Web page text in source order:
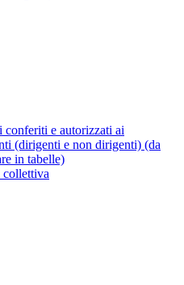
conferiti e autorizzati ai
(dirigenti e non dirigenti) (da
in tabelle)
collettiva